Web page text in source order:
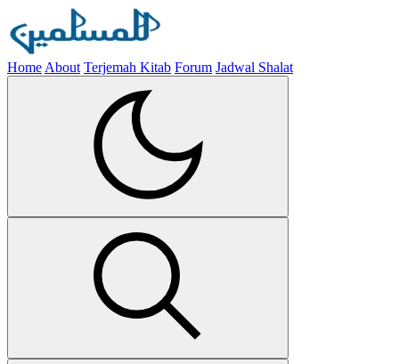
Home About Terjemah Kitab Forum Jadwal Shalat